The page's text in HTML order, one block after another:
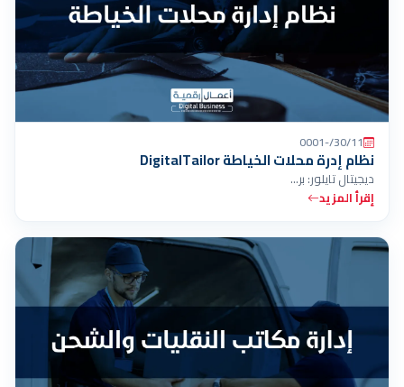
30/11/-0001
نظام إدرة محلات الخياطة DigitalTailor
ديجيتال تايلور: بر…
إقرأ المزيد